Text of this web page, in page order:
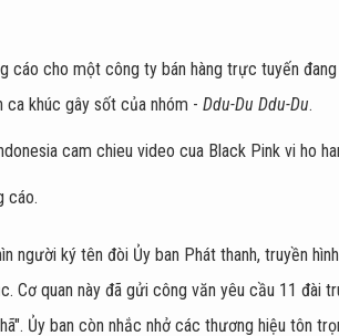
cáo cho một công ty bán hàng trực tuyến
ca khúc gây sốt của nhóm - Ddu-Du Ddu-Du.
cáo.
người ký tên đòi Ủy ban Phát thanh, truyền
Cơ quan này đã gửi công văn yêu cầu 11 đài
Ủy ban còn nhắc nhở các thương hiệu tôn